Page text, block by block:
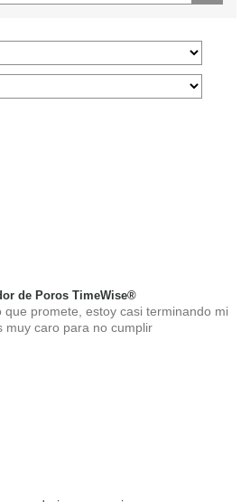
de Poros TimeWise®
que promete, estoy casi terminando mi
muy caro para no cumplir